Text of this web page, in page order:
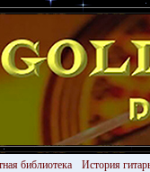
библиотека История